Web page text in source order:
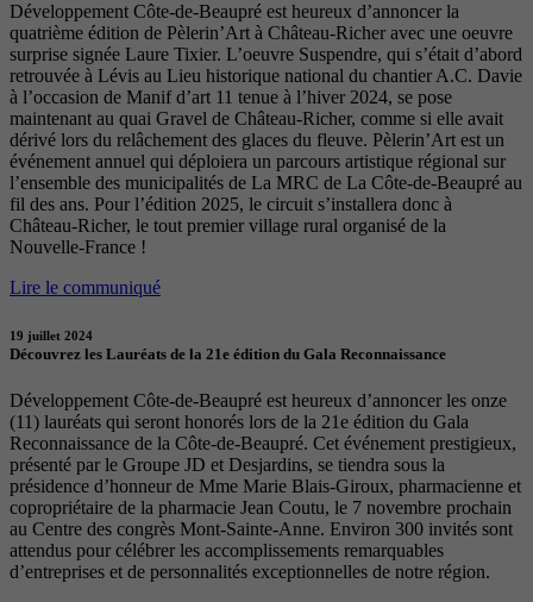
Développement Côte-de-Beaupré est heureux d’annoncer la
quatrième édition de Pèlerin’Art à Château-Richer avec une oeuvre
surprise signée Laure Tixier. L’oeuvre Suspendre, qui s’était d’abord
retrouvée à Lévis au Lieu historique national du chantier A.C. Davie
à l’occasion de Manif d’art 11 tenue à l’hiver 2024, se pose
maintenant au quai Gravel de Château-Richer, comme si elle avait
dérivé lors du relâchement des glaces du fleuve. Pèlerin’Art est un
événement annuel qui déploiera un parcours artistique régional sur
l’ensemble des municipalités de La MRC de La Côte-de-Beaupré au
fil des ans. Pour l’édition 2025, le circuit s’installera donc à
Château-Richer, le tout premier village rural organisé de la
Nouvelle-France !
Lire le communiqué
19 juillet 2024
Découvrez les Lauréats de la 21e édition du Gala Reconnaissance
Développement Côte-de-Beaupré est heureux d’annoncer les onze
(11) lauréats qui seront honorés lors de la 21e édition du Gala
Reconnaissance de la Côte-de-Beaupré. Cet événement prestigieux,
présenté par le Groupe JD et Desjardins, se tiendra sous la
présidence d’honneur de Mme Marie Blais-Giroux, pharmacienne et
copropriétaire de la pharmacie Jean Coutu, le 7 novembre prochain
au Centre des congrès Mont-Sainte-Anne. Environ 300 invités sont
attendus pour célébrer les accomplissements remarquables
d’entreprises et de personnalités exceptionnelles de notre région.